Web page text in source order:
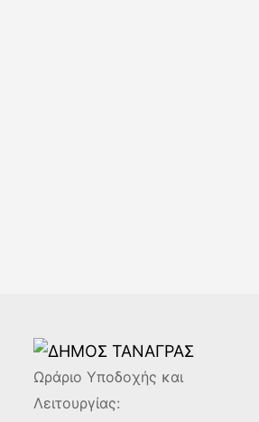
Ωράριο Υποδοχής και
Λειτουργίας: